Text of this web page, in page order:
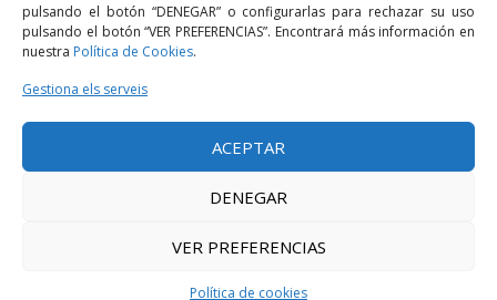
pulsando el botón “DENEGAR” o configurarlas para rechazar su uso
pulsando el botón “VER PREFERENCIAS”. Encontrará más información en
nuestra Política de Cookies.
Gestiona els serveis
ACEPTAR
DENEGAR
VER PREFERENCIAS
Política de cookies
+34 93 860 39 60
grn@bellavistalegal.eu
MADRID
C/ Serrano 114, 2º izq. 28006 Madrid.
+34 91 431 98 21 | +34 91 431 98 95
mad@bellavistalegal.eu
© 2016 Bellavista Legal - Tots els drets reservats -
Disseny: